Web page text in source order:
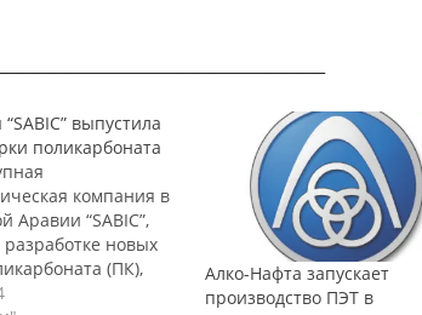
выпустила
поликарбоната
компания в
Аравии “SABIC”,
новых
(ПК),
для
Алко-Нафта запускает
производство ПЭТ в